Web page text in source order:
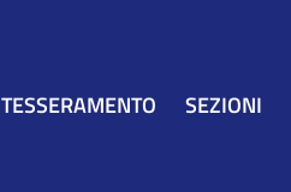
TESSERAMENTO SEZIONI